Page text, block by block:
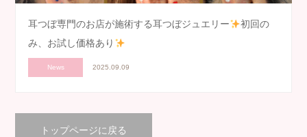
耳つぼ専門のお店が施術する耳つぼジュエリー
初回の
み、お試し価格あり
News 2025.09.09
トップページに戻る